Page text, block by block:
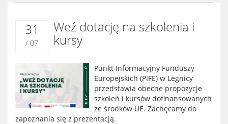
31
/ 07
Weź dotację na szkolenia i
kursy
Punkt Informacyjny Funduszy
Europejskich (PIFE) w Legnicy
przedstawia obecne propozycje
szkoleń i kursów dofinansowanych
ze środków UE. Zachęcamy do
zapoznania się z prezentacją.